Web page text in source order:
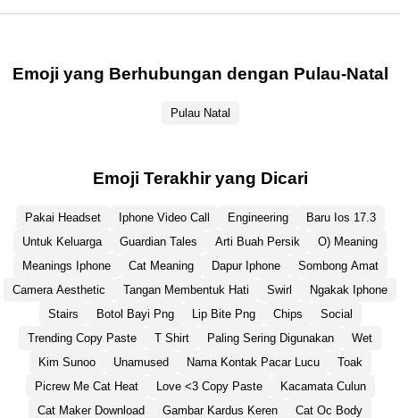
Emoji yang Berhubungan dengan Pulau-Natal
Pulau Natal
Emoji Terakhir yang Dicari
Pakai Headset Iphone Video Call Engineering
Baru Ios 17.3
Untuk Keluarga
Guardian Tales Arti Buah Persik
O) Meaning
Meanings Iphone
Cat Meaning Dapur Iphone
Sombong Amat
Camera Aesthetic
Tangan Membentuk Hati Swirl
Ngakak Iphone
Stairs
Botol Bayi Png Lip Bite Png Chips
Social
Trending Copy Paste
T Shirt Paling Sering Digunakan
Wet
Kim Sunoo
Unamused Nama Kontak Pacar Lucu
Toak
Picrew Me Cat Heat
Love <3 Copy Paste
Kacamata Culun
Cat Maker Download
Gambar Kardus Keren
Cat Oc Body